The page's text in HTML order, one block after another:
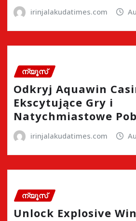
irinjalakudatimes.com
ന്യൂസ്
Odkryj Aquawin
Ekscytujące Gry i
Natychmiastowe
irinjalakudatimes.com
ന്യൂസ്
Unlock Explosive